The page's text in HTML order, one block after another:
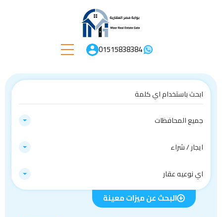
01515838384
جميع المحافظات
ايجار / شراء
اي نوعيه عقار
البحث عن ميزات معينة